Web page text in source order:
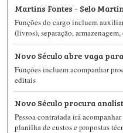
Martins Fontes - Selo
Funções do cargo incluem
(livros), separação,
Novo Século abre vaga
Funções incluem acompanhar
editais
Novo Século procura
Pessoa contratada irá
planilha de custos e propostas